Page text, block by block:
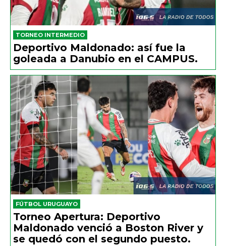
TORNEO INTERMEDIO
Deportivo Maldonado: así fue la
goleada a Danubio en el CAMPUS.
FÚTBOL URUGUAYO
Torneo Apertura: Deportivo
Maldonado venció a Boston River y
se quedó con el segundo puesto.